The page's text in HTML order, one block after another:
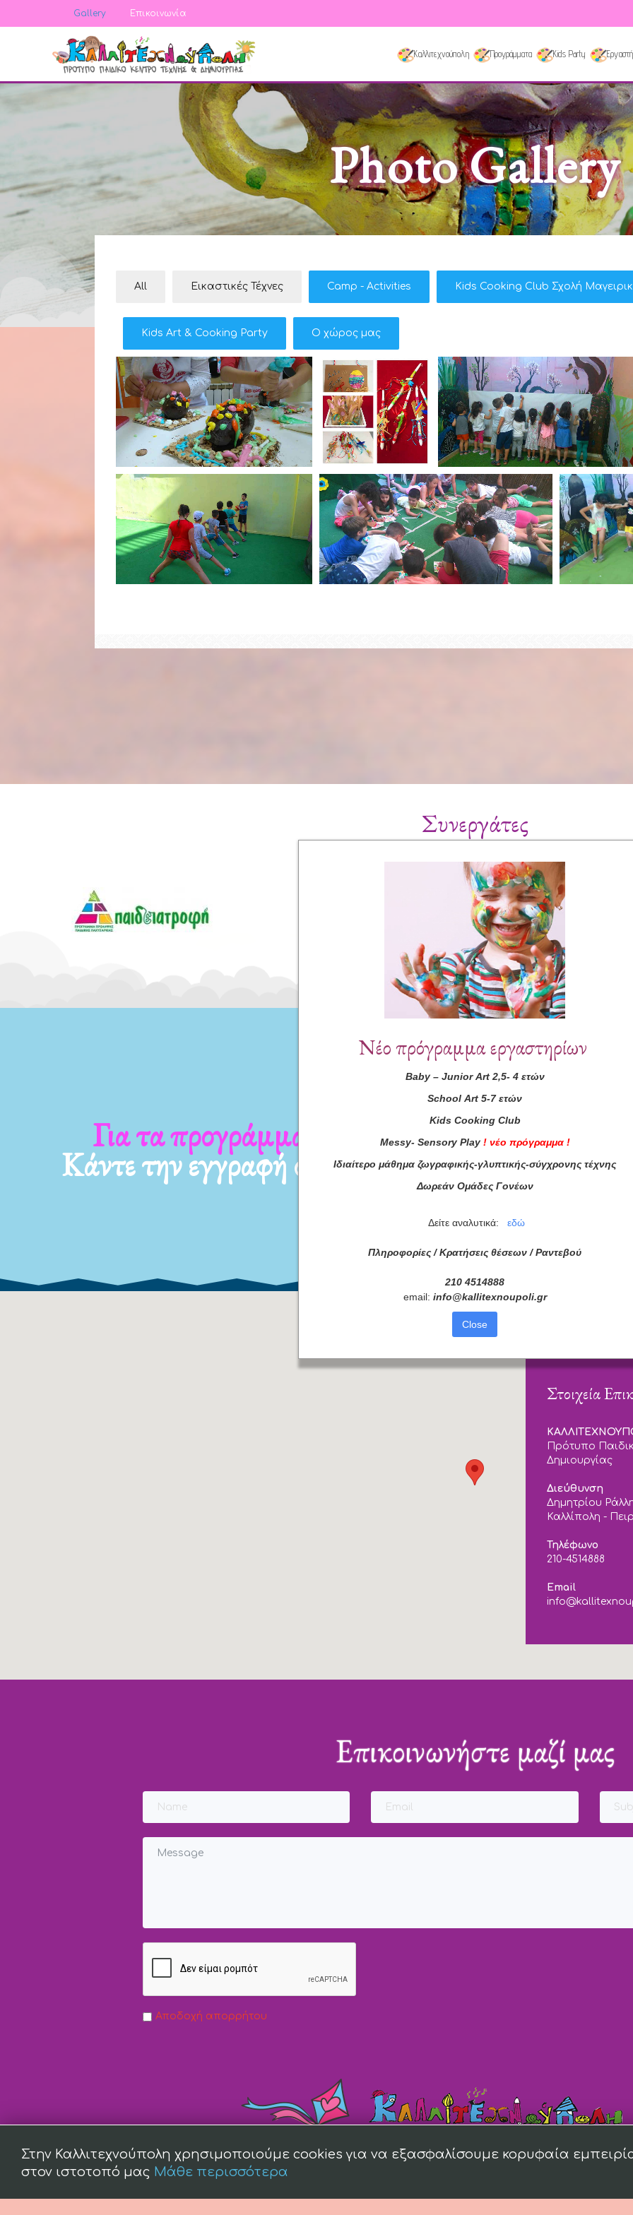
Gallery Επικοινωνία
Καλλιτεχνούπολη Προγράμματα Kids Party
Photo Gallery
All Εικαστικές Τέχνες Camp - Activities Kids Cooking Club Σχολή
Kids Art & Cooking Party Ο χώρος μας
Συνεργάτες
Για τα προγράμματά μας
Κάντε την εγγραφή σας τώρα!
Στοιχεία
Πρότυπο
Δημιουργίας
Διεύθυνση
Δημητρίου
Καλλίπολη -
Τηλέφωνο
210-4514888
Email
Επικοινωνήστε μαζί μας
Αποδοχή απορρήτου
Νέο πρόγραμμα εργαστηρίων
Baby– Junior Art2,5- 4 ετών
School Art 5-7 ετών
Kids Cooking Club
Messy- Sensory Play ! νέο πρόγραμμα !
Ιδιαίτερο μάθημα ζωγραφικής-γλυπτικής-σύγχρονης τέχνης
Δωρεάν Ομάδες Γονέων
Δείτε αναλυτικά: εδώ
Πληροφορίες / Κρατήσεις θέσεων / Ραντεβού
210 4514888
email: info@kallitexnoupoli.gr
Close
Στην Καλλιτεχνούπολη χρησιμοποιούμε cookies για να εξασφαλίσουμε κορυφαία
στον ιστοτοπό μας Μάθε περισσότερα